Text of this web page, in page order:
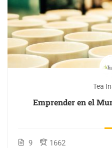
Tea
Emprender en el
9 1662